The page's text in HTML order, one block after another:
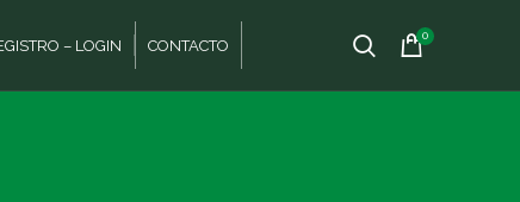
– LOGIN CONTACTO
0